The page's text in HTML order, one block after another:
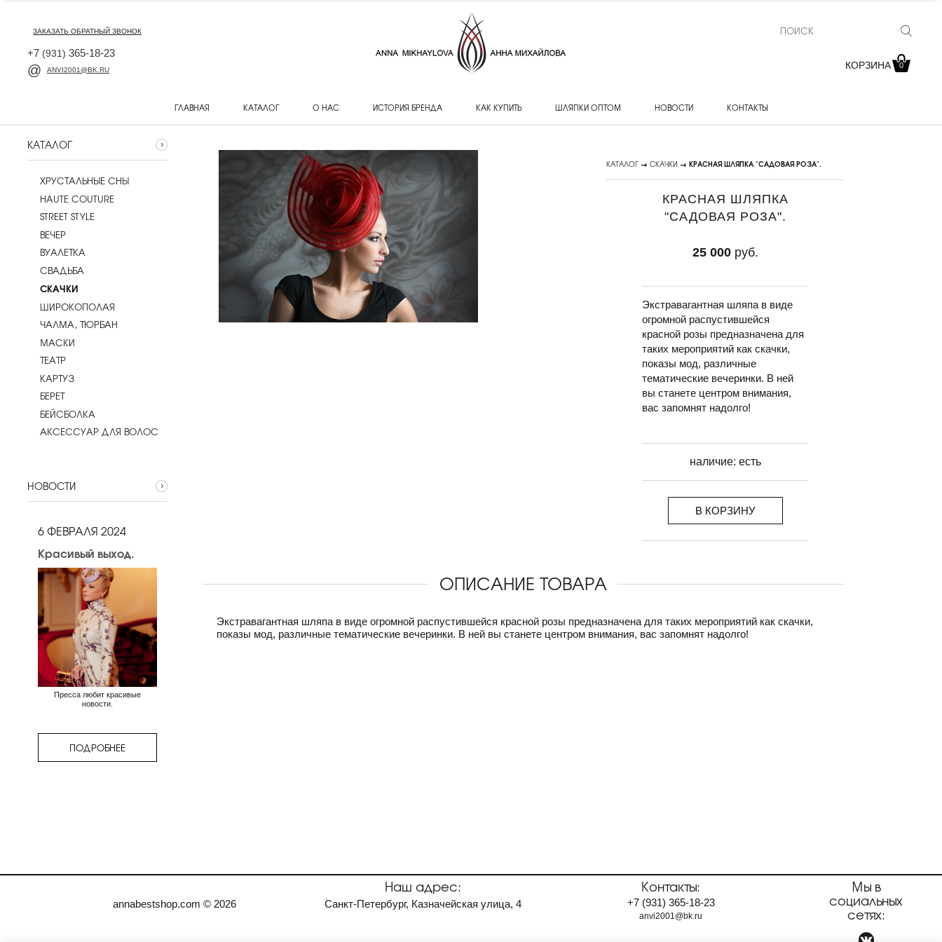
ЗАКАЗАТЬ ОБРАТНЫЙ ЗВОНОК
+7 (931) 365-18-23
ANVI2001@BK.RU КОРЗИНА 0
ГЛАВНАЯ КАТАЛОГ О НАС ИСТОРИЯ БРЕНДА КАК КУПИТЬ ШЛЯПКИ ОПТОМ НОВОСТИ КОНТАКТЫ
КАТАЛОГ
ХРУСТАЛЬНЫЕ СНЫ
HAUTE COUTURE
STREET STYLE
ВЕЧЕР
ВУАЛЕТКА
CВАДЬБА
СКАЧКИ
ШИРОКОПОЛАЯ
ЧАЛМА, ТЮРБАН
МАСКИ
ТЕАТР
КАРТУЗ
БЕРЕТ
БЕЙСБОЛКА
АКСЕССУАР ДЛЯ ВОЛОС
НОВОСТИ
6 ФЕВРАЛЯ 2024
Красивый выход.
Пресса любит красивые
новости.
ПОДРОБНЕЕ
КАТАЛОГ →СКАЧКИ → КРАСНАЯ ШЛЯПКА "САДОВАЯ РОЗА".
КРАСНАЯ ШЛЯПКА
"САДОВАЯ РОЗА".
Экстравагантная шляпа в виде
огромной распустившейся
красной розы предназначена для
таких мероприятий как скачки,
показы мод, различные
тематические вечеринки. В ней
вы станете центром внимания,
вас запомнят надолго!
наличие: есть
25 000руб.
В КОРЗИНУ
ОПИСАНИЕ ТОВАРА
Экстравагантная шляпа в виде огромной распустившейся красной розы предназначена для таких мероприятий как скачки,
показы мод, различные тематические вечеринки. В ней вы станете центром внимания, вас запомнят надолго!
annabestshop.com © 2026
Наш адрес:
Санкт-Петербург, Казначейская улица, 4
Контакты:
+7 (931) 365-18-23
anvi2001@bk.ru
Мы в
социальных
сетях: